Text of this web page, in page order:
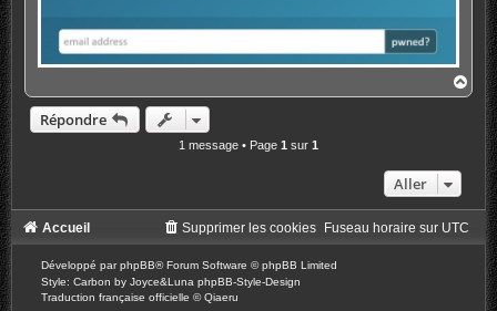
a
Répondre
1 message • Page 1 sur 1
Aller
Accueil Fuseau horaire sur UTC
Supprimer les cookies
Développé parphpBB® Forum Software © phpBB Limited
Style: Carbon by Joyce&Luna phpBB-Style-Design
Traduction française officielle ©Qiaeru